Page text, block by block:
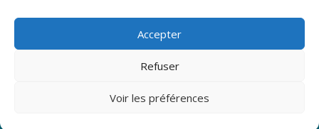
Accepter
Refuser
Voir les préférences
Contact / Demande de devis